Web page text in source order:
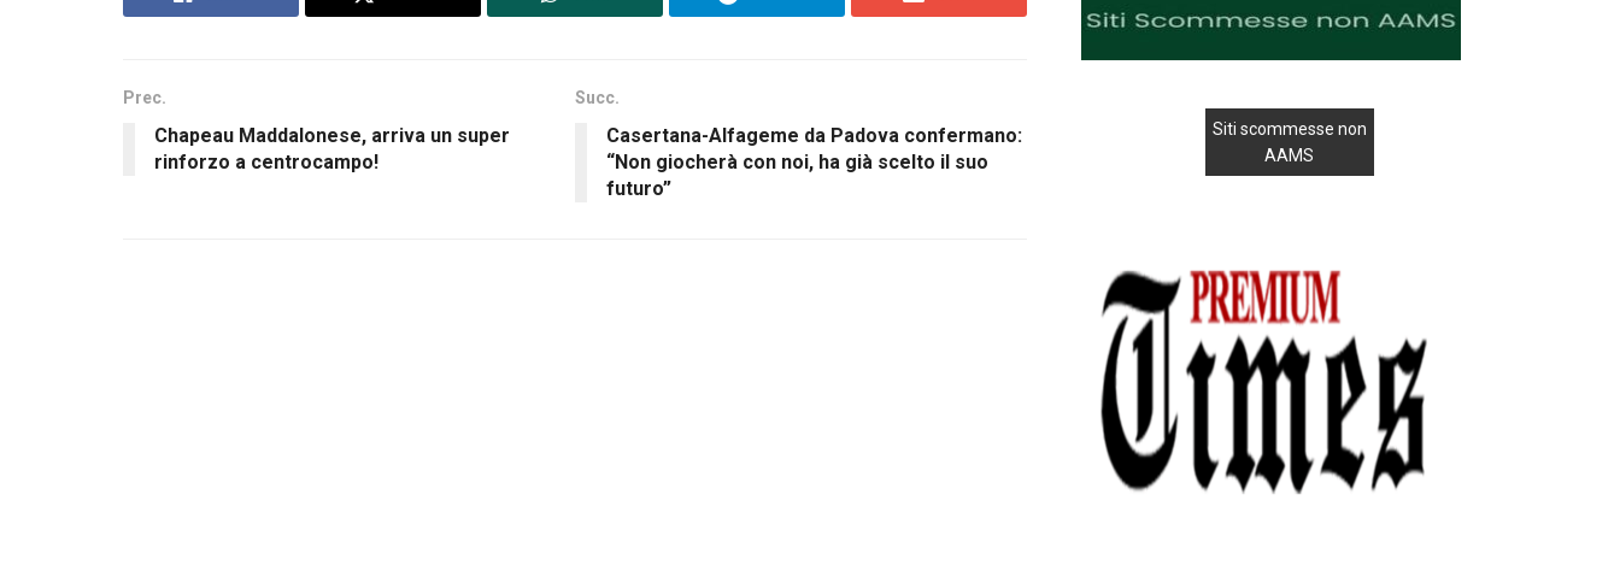
Prec.
Chapeau Maddalonese, arriva un super
rinforzo a centrocampo!
Succ.
Casertana-Alfageme da Padova confermano:
“Non giocherà con noi, ha già scelto il suo
futuro”
Siti scommesse non
AAMS